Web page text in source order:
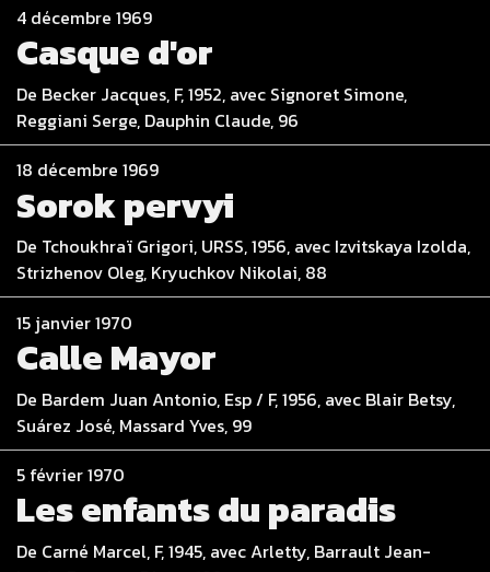
4 décembre 1969
Casque d'or
De Becker Jacques, F, 1952, avec Signoret Simone,
Reggiani Serge, Dauphin Claude, 96
18 décembre 1969
Sorok pervyi
De Tchoukhraï Grigori, URSS, 1956, avec Izvitskaya Izolda,
Strizhenov Oleg, Kryuchkov Nikolai, 88
15 janvier 1970
Calle Mayor
De Bardem Juan Antonio, Esp / F, 1956, avec Blair Betsy,
Suárez José, Massard Yves, 99
5 février 1970
Les enfants du paradis
De Carné Marcel, F, 1945, avec Arletty, Barrault Jean-